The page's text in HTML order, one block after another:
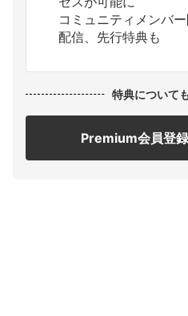
コミュニティメンバ
配信、先行特典も
特典について
Premium会員登